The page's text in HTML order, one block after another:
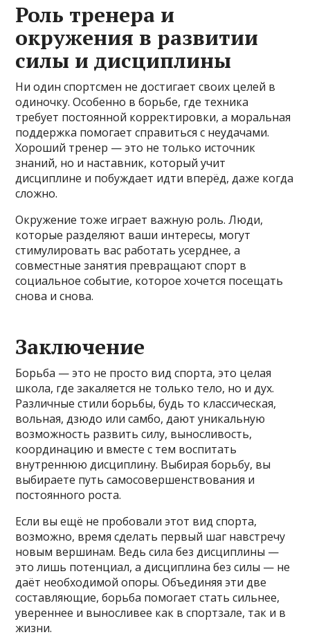
Роль тренера и
окружения в развитии
силы и дисциплины
Ни один спортсмен не достигает своих целей в
одиночку. Особенно в борьбе, где техника
требует постоянной корректировки, а моральная
поддержка помогает справиться с неудачами.
Хороший тренер — это не только источник
знаний, но и наставник, который учит
дисциплине и побуждает идти вперёд, даже когда
сложно.
Окружение тоже играет важную роль. Люди,
которые разделяют ваши интересы, могут
стимулировать вас работать усерднее, а
совместные занятия превращают спорт в
социальное событие, которое хочется посещать
снова и снова.
Заключение
Борьба — это не просто вид спорта, это целая
школа, где закаляется не только тело, но и дух.
Различные стили борьбы, будь то классическая,
вольная, дзюдо или самбо, дают уникальную
возможность развить силу, выносливость,
координацию и вместе с тем воспитать
внутреннюю дисциплину. Выбирая борьбу, вы
выбираете путь самосовершенствования и
постоянного роста.
Если вы ещё не пробовали этот вид спорта,
возможно, время сделать первый шаг навстречу
новым вершинам. Ведь сила без дисциплины —
это лишь потенциал, а дисциплина без силы — не
даёт необходимой опоры. Объединяя эти две
составляющие, борьба помогает стать сильнее,
увереннее и выносливее как в спортзале, так и в
жизни.